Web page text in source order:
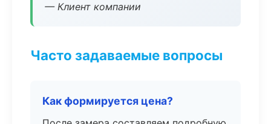
— Клиент компании
Часто задаваемые вопросы
Как формируется цена?